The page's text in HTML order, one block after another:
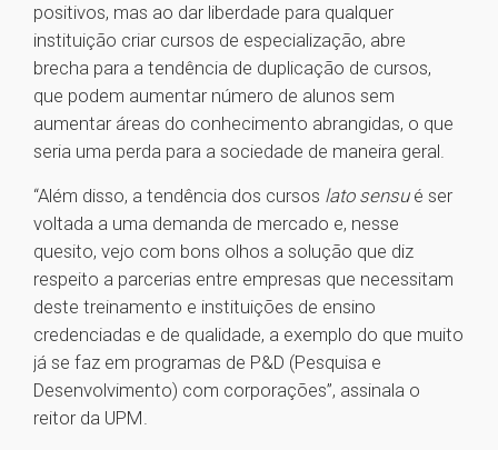
positivos, mas ao dar liberdade para qualquer
instituição criar cursos de especialização, abre
brecha para a tendência de duplicação de cursos,
que podem aumentar número de alunos sem
aumentar áreas do conhecimento abrangidas, o que
seria uma perda para a sociedade de maneira geral.
“Além disso, a tendência dos cursos lato sensué ser
voltada a uma demanda de mercado e, nesse
quesito, vejo com bons olhos a solução que diz
respeito a parcerias entre empresas que necessitam
deste treinamento e instituições de ensino
credenciadas e de qualidade, a exemplo do que muito
já se faz em programas de P&D (Pesquisa e
Desenvolvimento) com corporações”, assinala o
reitor da UPM.